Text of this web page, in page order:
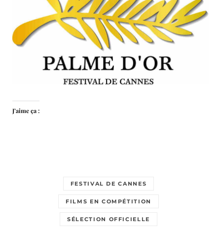
J’aime ça :
FESTIVAL DE CANNES
FILMS EN COMPÉTITION
SÉLECTION OFFICIELLE